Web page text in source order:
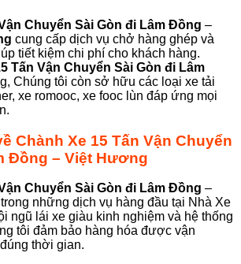
Chuyển Sài Gòn đi Lâm Đồng –
cung cấp dịch vụ chở hàng ghép và
tiết kiệm chi phí cho khách hàng.
Tấn Vận Chuyển Sài Gòn đi Lâm
Chúng tôi còn sở hữu các loại xe tải
xe romooc, xe fooc lùn đáp ứng mọi
Chành Xe 15 Tấn Vận Chuyển
Đồng – Việt Hương
Chuyển Sài Gòn đi Lâm Đồng –
những dịch vụ hàng đầu tại Nhà Xe
ngũ lái xe giàu kinh nghiệm và hệ thống
tôi đảm bảo hàng hóa được vận
thời gian.